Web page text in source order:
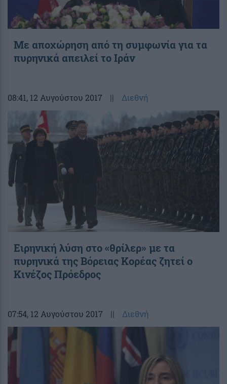
Με αποχώρηση από τη συμφωνία για τα
πυρηνικά απειλεί το Ιράν
08:41, 12 Αυγούστου 2017 || Διεθνή
Ειρηνική λύση στο «θρίλερ» με τα
πυρηνικά της Βόρειας Κορέας ζητεί ο
Κινέζος Πρόεδρος
07:54, 12 Αυγούστου 2017 || Διεθνή